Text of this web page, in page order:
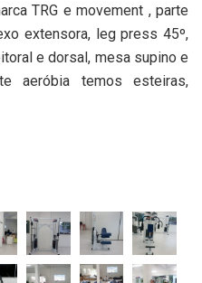
TRG e movement , parte
extensora, leg press 45º,
e dorsal, mesa supino e
aeróbia temos esteiras,